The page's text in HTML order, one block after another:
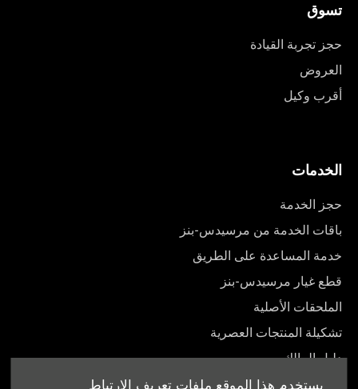
يستخدم هذا الموقع ملفات تعريف الارتباط
تسوق
حجز تجربة القيادة
العروض
أقرب وكيل
الخدمات
حجز الخدمة
باقات الخدمة من مرسيدس-بنز
خدمة المساعدة على الطريق
قطع غيار مرسيدس-بنز
الملحقات الأصلية
تشكيلة المنتجات العصرية
دليل المالك